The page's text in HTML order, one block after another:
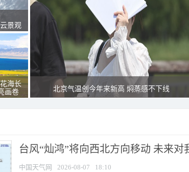
景观
海长
画卷
北京气温创今年来新高 焖蒸感不下线
台风“灿鸿”将向西北方向移动 未来对
中国天气网 2026-08-07 18:10